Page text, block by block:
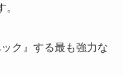
ク』する最も強力な